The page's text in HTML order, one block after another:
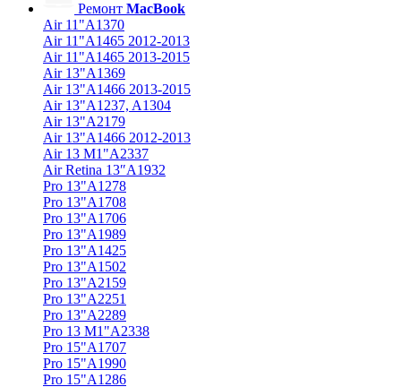
Ремонт MacBook
Air 11"A1370
Air 11"A1465 2012-2013
Air 11"A1465 2013-2015
Air 13"A1369
Air 13"A1466 2013-2015
Air 13"A1237, A1304
Air 13"A2179
Air 13"A1466 2012-2013
Air 13 M1"A2337
Air Retina 13″A1932
Pro 13"A1278
Pro 13"A1708
Pro 13"A1706
Pro 13"A1989
Pro 13"A1425
Pro 13"A1502
Pro 13"A2159
Pro 13"A2251
Pro 13"A2289
Pro 13 M1"A2338
Pro 15"A1707
Pro 15"A1990
Pro 15"A1286